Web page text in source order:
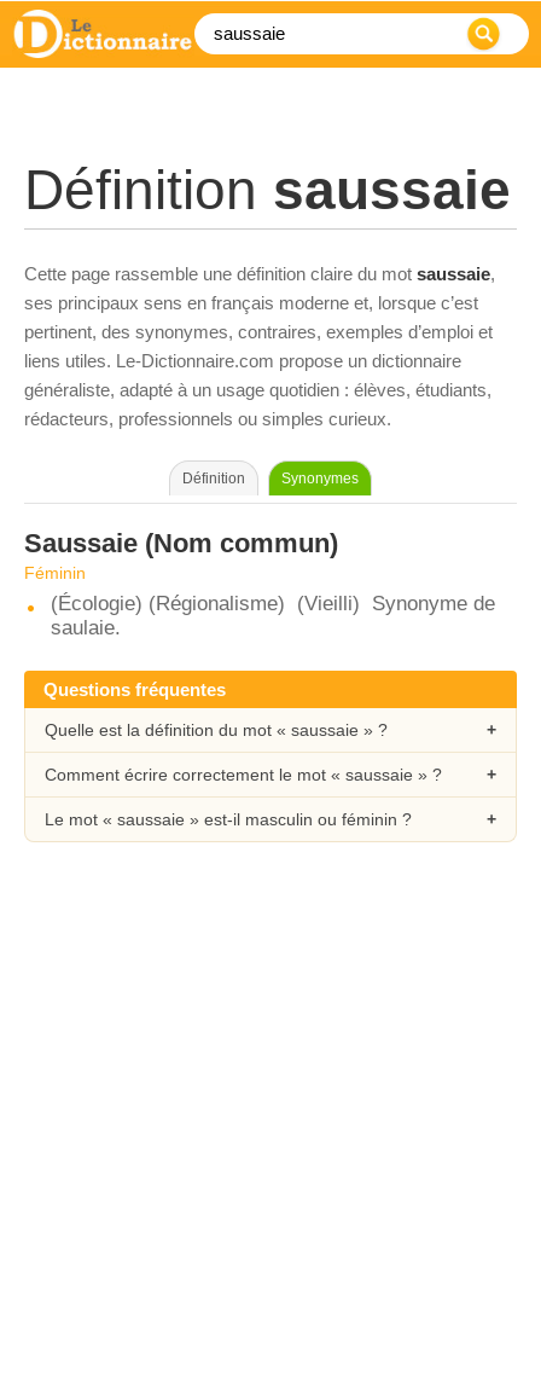
Définition saussaie
Cette page rassemble une définition claire du mot saussaie,
ses principaux sens en français moderne et, lorsque c’est
pertinent, des synonymes, contraires, exemples d’emploi et
liens utiles. Le-Dictionnaire.com propose un dictionnaire
généraliste, adapté à un usage quotidien : élèves, étudiants,
rédacteurs, professionnels ou simples curieux.
Définition Synonymes
Saussaie (Nom commun)
Féminin
(Écologie) (Régionalisme) (Vieilli) Synonyme de
saulaie.
Questions fréquentes
Quelle est la définition du mot « saussaie » ?
Comment écrire correctement le mot « saussaie » ?
Le mot « saussaie » est-il masculin ou féminin ?